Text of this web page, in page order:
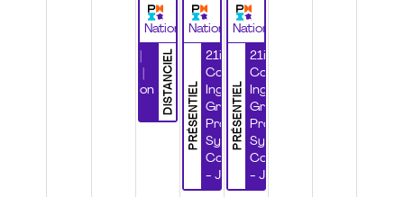
National
DISTANCIEL
Certification
National
PRÉSENTIEL
21ième
Congrès
Ingénierie
Grands
Projets et
Systèmes
Complexes
- Jour 1
National
PRÉSENTIEL
21ième
Congrès
Ingénierie
Grands
Projets et
Systèmes
Complexes
- Jour 2